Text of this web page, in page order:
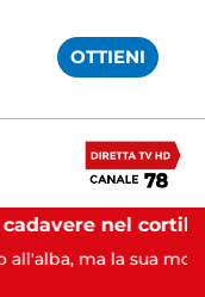
OTTIENI
Salerno, cadavere nel cortile di un palazzo: indaga la Polizia
ma la sua morte è